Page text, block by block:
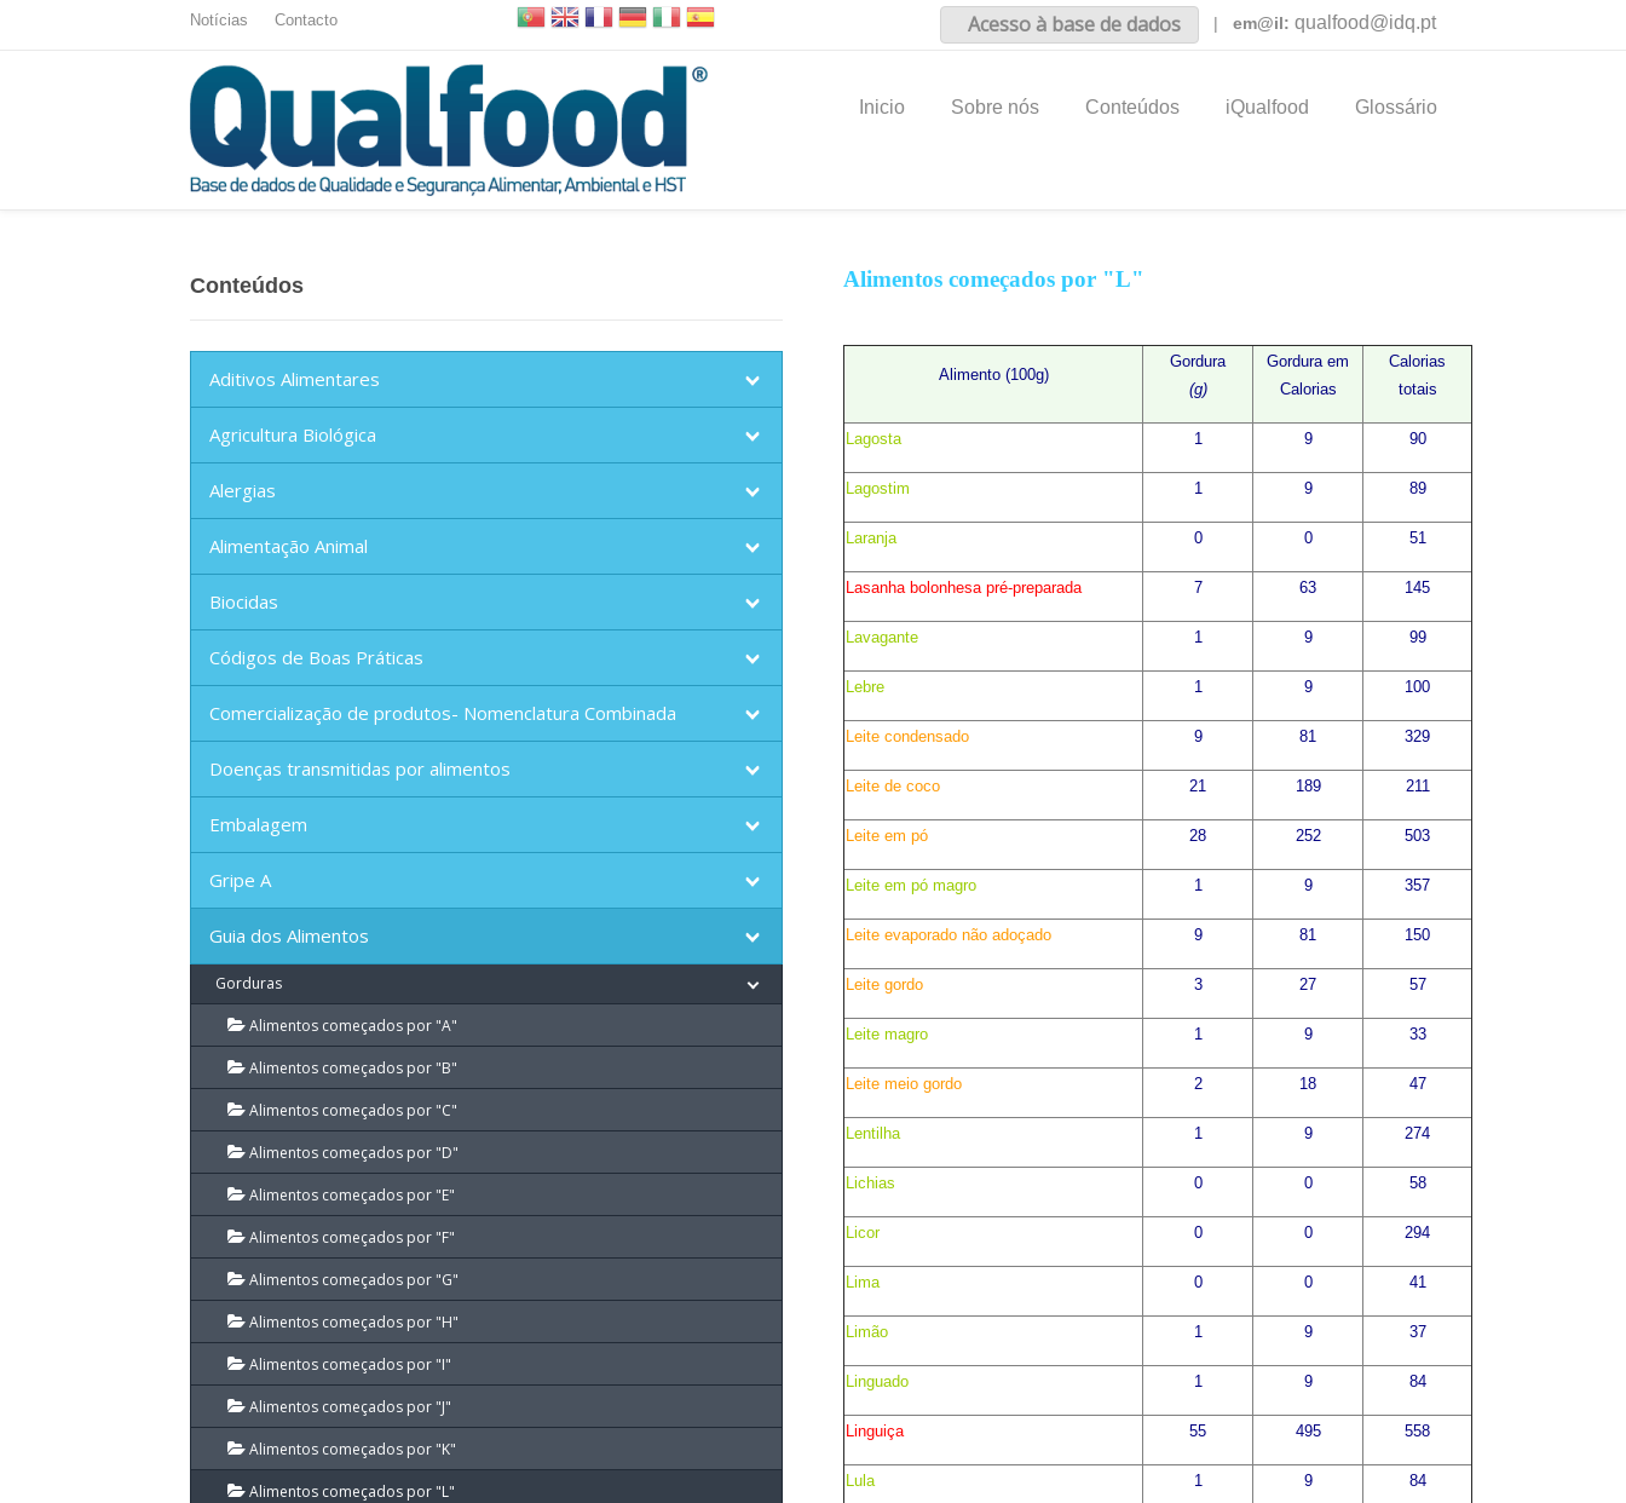
Notícias Contacto Acesso à base de dados | em@il: qualfood@idq.pt
Inicio Sobre nós Conteúdos iQualfood Glossário
Alimentos começados por "L"
Alimento (100g)
Gordura
(g)
Gordura em
Calorias
Calorias
totais
Lagosta 1 9 90
Lagostim 1 9 89
Laranja 0 0 51
Lasanha bolonhesa pré-preparada 7 63 145
Lavagante 1 9 99
Lebre 1 9 100
Leite condensado 9 81 329
Leite de coco 21 189 211
Leite em pó 28 252 503
Leite em pó magro 1 9 357
Leite evaporado não adoçado 9 81 150
Leite gordo 3 27 57
Leite magro 1 9 33
Leite meio gordo 2 18 47
Lentilha 1 9 274
Lichias 0 0 58
Licor 0 0 294
Lima 0 0 41
Limão 1 9 37
Linguado 1 9 84
Linguiça 55 495 558
Lula 1 9 84
Conteúdos
Aditivos Alimentares
Agricultura Biológica
Alergias
Alimentação Animal
Biocidas
Códigos de Boas Práticas
Comercialização de produtos- Nomenclatura Combinada
Doenças transmitidas por alimentos
Embalagem
Gripe A
Guia dos Alimentos
Gorduras
Alimentos começados por "A"
Alimentos começados por "B"
Alimentos começados por "C"
Alimentos começados por "D"
Alimentos começados por "E"
Alimentos começados por "F"
Alimentos começados por "G"
Alimentos começados por "H"
Alimentos começados por "I"
Alimentos começados por "J"
Alimentos começados por "K"
Alimentos começados por "L"